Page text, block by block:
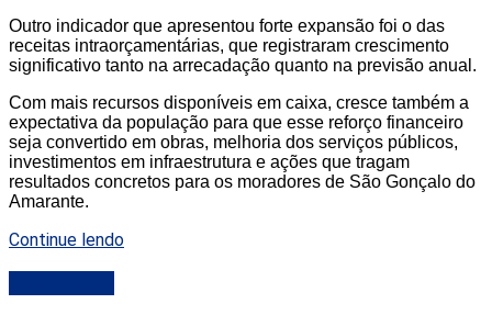
Outro indicador que apresentou forte expansão foi o das
receitas intraorçamentárias, que registraram crescimento
significativo tanto na arrecadação quanto na previsão anual.
Com mais recursos disponíveis em caixa, cresce também a
expectativa da população para que esse reforço financeiro
seja convertido em obras, melhoria dos serviços públicos,
investimentos em infraestrutura e ações que tragam
resultados concretos para os moradores de São Gonçalo do
Amarante.
Continue lendo